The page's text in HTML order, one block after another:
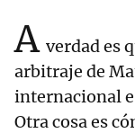
A verdad es
arbitraje de
internacional
Otra cosa es